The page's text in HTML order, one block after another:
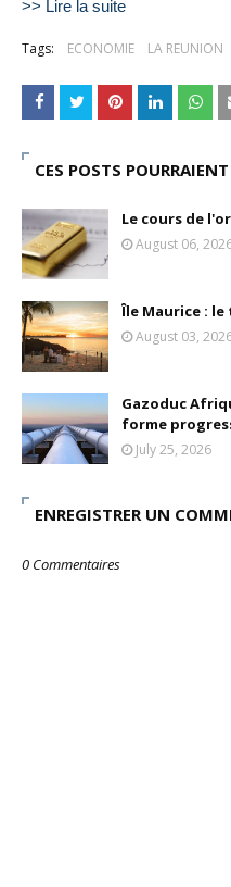
Tourisme : l'Afrique
Economie : quand le
Industrie musicale
Tsirisoa Edition-
>> Lire la suite
Tags: ECONOMIE LA REUNION
CES POSTS
Le cours de
August 06,
Île Maurice :
August 03,
Gazoduc
forme
July 25, 2026
ENREGISTRER UN
0 Commentaires